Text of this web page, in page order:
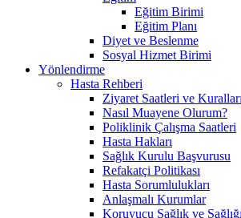
Eğitim Birimi
Eğitim Planı
Diyet ve Beslenme
Sosyal Hizmet Birimi
Yönlendirme
Hasta Rehberi
Ziyaret Saatleri ve Kuralları
Nasıl Muayene Olurum?
Poliklinik Çalışma Saatleri
Hasta Hakları
Sağlık Kurulu Başvurusu
Refakatçi Politikası
Hasta Sorumlulukları
Anlaşmalı Kurumlar
Koruyucu Sağlık ve